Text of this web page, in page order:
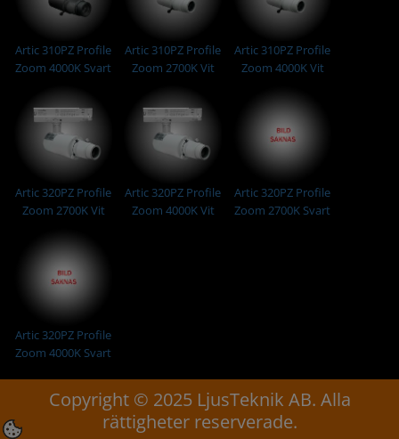
Artic 310PZ Profile
Zoom 4000K Svart
Artic 310PZ Profile
Zoom 2700K Vit
Artic 310PZ Profile
Zoom 4000K Vit
Artic 320PZ Profile
Zoom 2700K Vit
Artic 320PZ Profile
Zoom 4000K Vit
Artic 320PZ Profile
Zoom 2700K Svart
Artic 320PZ Profile
Zoom 4000K Svart
Copyright © 2025 LjusTeknik AB. Alla
rättigheter reserverade.